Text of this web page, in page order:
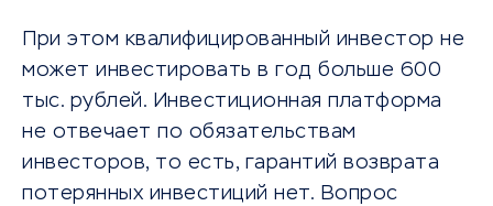
При этом квалифицированный инвестор не
может инвестировать в год больше 600
тыс. рублей. Инвестиционная платформа
не отвечает по обязательствам
инвесторов, то есть, гарантий возврата
потерянных инвестиций нет. Вопрос